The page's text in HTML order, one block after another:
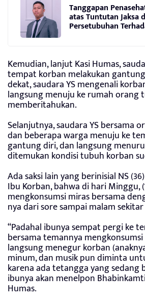
Tanggapan
atas Tuntutan Jaksa
Persetubuhan
Kemudian, lanjut Kasi Humas,
tempat korban melakukan
dekat, saudara YS mengenali
langsung menuju ke rumah orang
memberitahukan.
Selanjutnya, saudara YS bersama
dan beberapa warga menuju ke
gantung diri, dan langsung
ditemukan kondisi tubuh korban
Ada saksi lain yang berinisial NS
Ibu Korban, bahwa di hari Minggu,
mengkonsumsi miras bersama
nya dari sore sampai malam
“Padahal ibunya sempat pergi ke
bersama temannya
langsung menegur korban
minum, dan musik pun diminta
karena ada tetangga yang sedang
ibunya akan menelpon
Humas.